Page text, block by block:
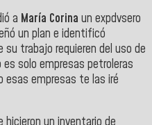
a María Corina un expdvsero
un plan e identificó
trabajo requieren del uso de
solo empresas petroleras
esas empresas te las iré